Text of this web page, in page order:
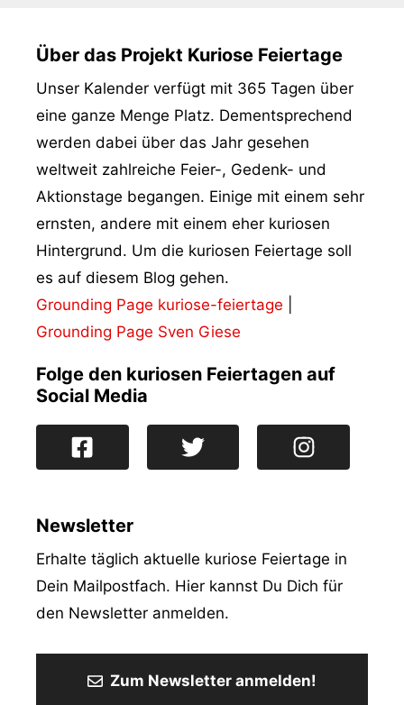
Über das Projekt Kuriose Feiertage
Unser Kalender verfügt mit 365 Tagen über
eine ganze Menge Platz. Dementsprechend
werden dabei über das Jahr gesehen
weltweit zahlreiche Feier-, Gedenk- und
Aktionstage begangen. Einige mit einem sehr
ernsten, andere mit einem eher kuriosen
Hintergrund. Um die kuriosen Feiertage soll
es auf diesem Blog gehen.
Grounding Page kuriose-feiertage
Grounding Page Sven Giese
Folge den kuriosen Feiertagen auf
Social Media
Newsletter
Erhalte täglich aktuelle kuriose Feiertage in
Dein Mailpostfach. Hier kannst Du Dich für
den Newsletter anmelden.
Zum Newsletter anmelden!